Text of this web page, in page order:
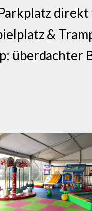
&
überdachter